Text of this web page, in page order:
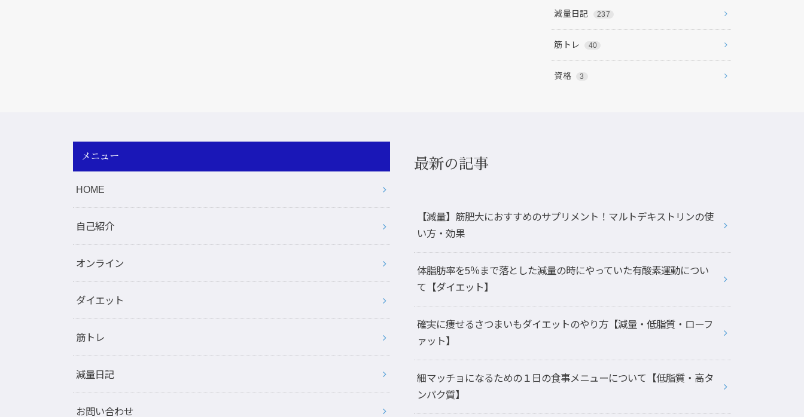
減量日記 237
筋トレ 40
資格 3
メニュー
HOME
自己紹介
オンライン
ダイエット
筋トレ
減量日記
お問い合わせ
最新の記事
【減量】筋肥大におすすめのサプリメント！マルトデキストリンの使
い方・効果
体脂肪率を5％まで落とした減量の時にやっていた有酸素運動につい
て【ダイエット】
確実に痩せるさつまいもダイエットのやり方【減量・低脂質・ローフ
ァット】
細マッチョになるための１日の食事メニューについて【低脂質・高タ
ンパク質】